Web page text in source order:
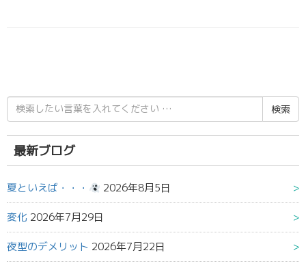
検
索
結
果:
最新ブログ
夏といえば・・・ 2026年8月5日
変化 2026年7月29日
夜型のデメリット 2026年7月22日